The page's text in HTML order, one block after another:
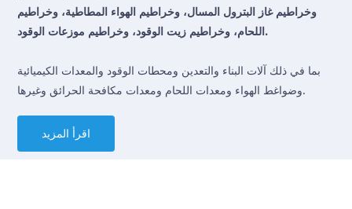
وخراطيم غاز البترول المسال، وخراطيم الهواء المطاطية، وخراطيم
اللحام، وخراطيم زيت الوقود، وخراطيم موزعات الوقود.
بما في ذلك آلات البناء والتعدين ومحطات الوقود والمعدات الكيميائية
وضواغط الهواء ومعدات اللحام ومعدات مكافحة الحرائق وغيرها.
اقرأ المزيد